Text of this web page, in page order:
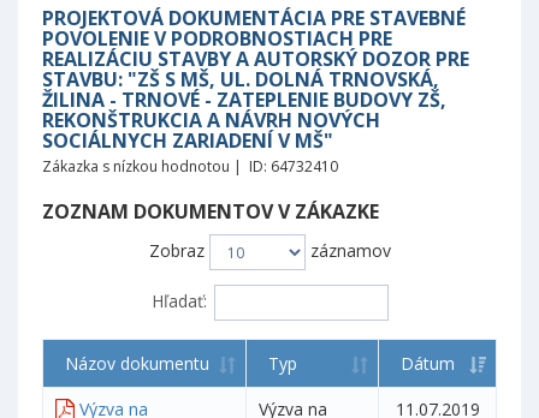
PROJEKTOVÁ DOKUMENTÁCIA PRE STAVEBNÉ
POVOLENIE V PODROBNOSTIACH PRE
REALIZÁCIU STAVBY A AUTORSKÝ DOZOR PRE
STAVBU: "ZŠ S MŠ, UL. DOLNÁ TRNOVSKÁ,
ŽILINA - TRNOVÉ - ZATEPLENIE BUDOVY ZŠ,
REKONŠTRUKCIA A NÁVRH NOVÝCH
SOCIÁLNYCH ZARIADENÍ V MŠ"
Zákazka s nízkou hodnotou | ID: 64732410
ZOZNAM DOKUMENTOV V ZÁKAZKE
Zobraz záznamov
Hľadať:
Názov dokumentu Typ
Dátum
Výzva na
Výzva na
11.07.2019